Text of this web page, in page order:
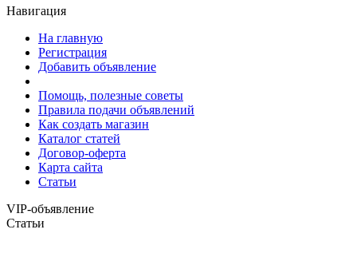
Навигация
На главную
Регистрация
Добавить объявление
Помощь, полезные советы
Правила подачи объявлений
Как создать магазин
Каталог статей
Договор-оферта
Карта сайта
Статьи
VIP-объявление
Статьи